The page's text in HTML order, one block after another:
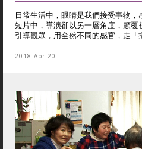
日常生活中，眼睛是我們接受事物
短片中，導演卻以另一層角度，顛
引導觀眾，用全然不同的感官，走「
2018 Apr 20